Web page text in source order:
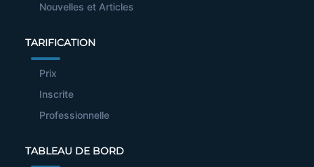
Nouvelles et Articles
TARIFICATION
Prix
Inscrite
Professionnelle
TABLEAU DE BORD